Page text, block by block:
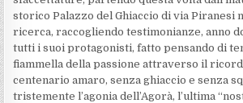
storico Palazzo del Ghiaccio di via Piranesi
ricerca, raccogliendo testimonianze, anno
tutti i suoi protagonisti, fatto pensando di
fiammella della passione attraverso il
centenario amaro, senza ghiaccio e senza
tristemente l’agonia dell’Agorà, l’ultima